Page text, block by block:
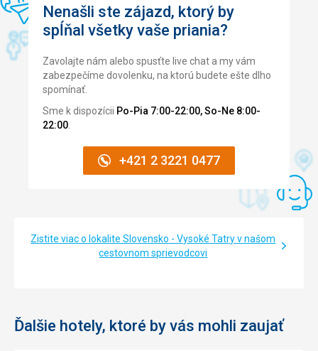
Nenašli ste zájazd, ktorý by
spĺňal všetky vaše priania?
Zavolajte nám alebo spusťte live chat a my vám
zabezpečíme dovolenku, na ktorú budete ešte dlho
spomínať.
Sme k dispozícii Po-Pia 7:00-22:00, So-Ne 8:00-
22:00
+421 2 3221 0477
Zistite viac o lokalite Slovensko - Vysoké Tatry v našom
cestovnom sprievodcovi
Ďalšie hotely, ktoré by vás mohli zaujať